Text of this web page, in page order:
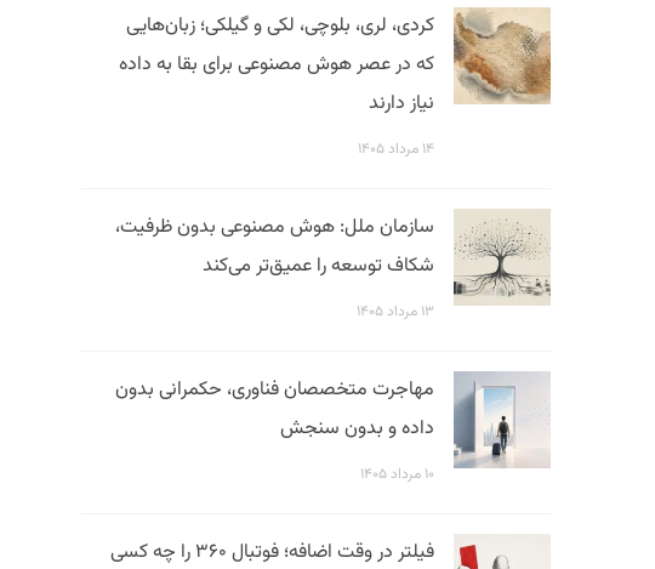
کردی، لری، بلوچی، لکی و گیلکی؛ زبان‌هایی
که در عصر هوش مصنوعی برای بقا به داده
نیاز دارند
۱۴ مرداد ۱۴۰۵
سازمان ملل: هوش مصنوعی بدون ظرفیت،
شکاف توسعه را عمیق‌تر می‌کند
۱۳ مرداد ۱۴۰۵
مهاجرت متخصصان فناوری، حکمرانی بدون
داده و بدون سنجش
۱۰ مرداد ۱۴۰۵
فیلتر در وقت اضافه؛ فوتبال ۳۶۰ را چه کسی